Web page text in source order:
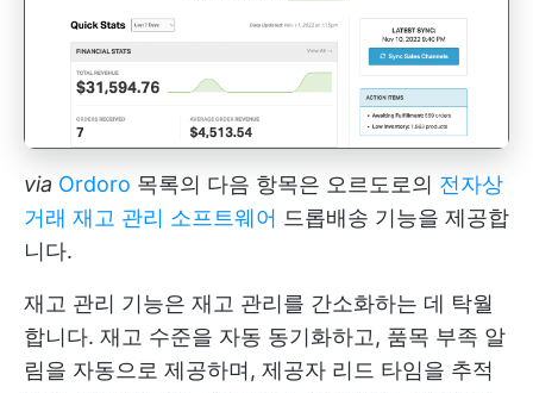
via Ordoro 목록의 다음 항목은 오르도로의 전자상
거래 재고 관리 소프트웨어 드롭배송 기능을 제공합
니다.
재고 관리 기능은 재고 관리를 간소화하는 데 탁월
합니다. 재고 수준을 자동 동기화하고, 품목 부족 알
림을 자동으로 제공하며, 제공자 리드 타임을 추적